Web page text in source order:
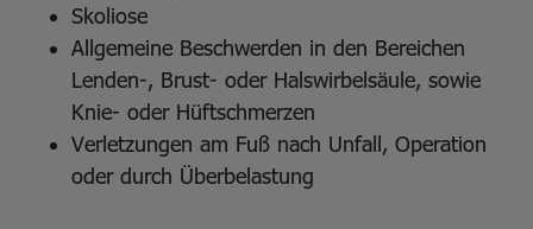
Skoliose
Allgemeine Beschwerden in den Bereichen
Lenden-, Brust- oder Halswirbelsäule, sowie
Knie- oder Hüftschmerzen
Verletzungen am Fuß nach Unfall, Operation
oder durch Überbelastung